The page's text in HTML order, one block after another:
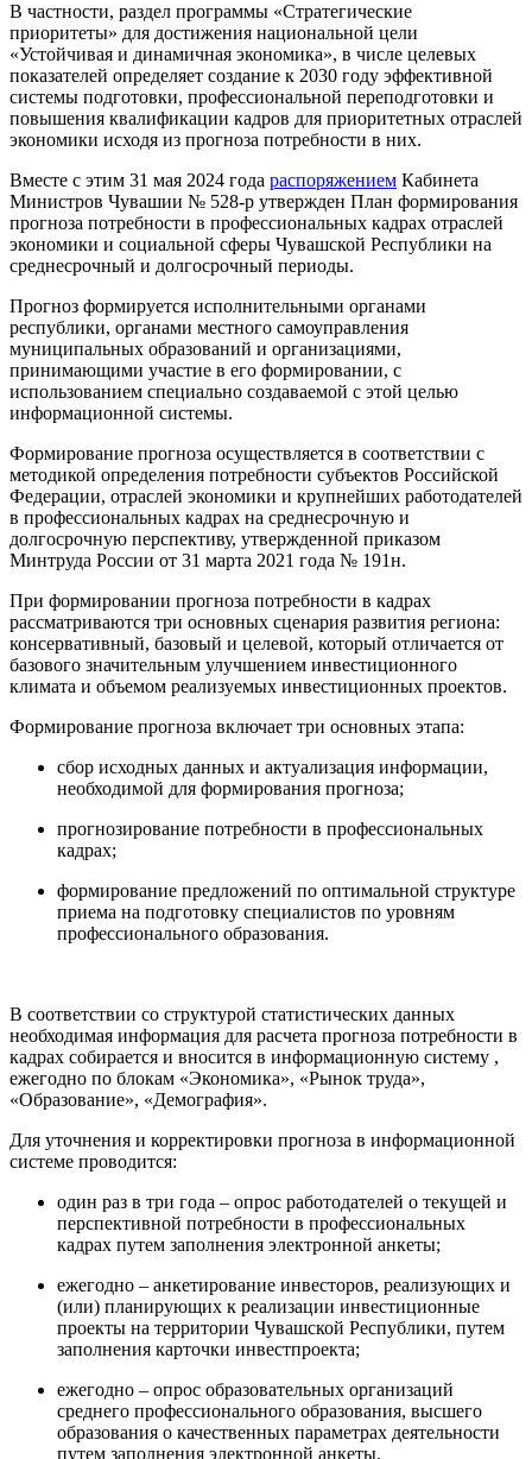
В частности, раздел программы «Стратегические
приоритеты» для достижения национальной цели
«Устойчивая и динамичная экономика», в числе целевых
показателей определяет создание к 2030 году эффективной
системы подготовки, профессиональной переподготовки и
повышения квалификации кадров для приоритетных отраслей
экономики исходя из прогноза потребности в них.
Вместе с этим 31 мая 2024 года распоряжением Кабинета
Министров Чувашии № 528-р утвержден План формирования
прогноза потребности в профессиональных кадрах отраслей
экономики и социальной сферы Чувашской Республики на
среднесрочный и долгосрочный периоды.
Прогноз формируется исполнительными органами
республики, органами местного самоуправления
муниципальных образований и организациями,
принимающими участие в его формировании, с
использованием специально создаваемой с этой целью
информационной системы.
Формирование прогноза осуществляется в соответствии с
методикой определения потребности субъектов Российской
Федерации, отраслей экономики и крупнейших работодателей
в профессиональных кадрах на среднесрочную и
долгосрочную перспективу, утвержденной приказом
Минтруда России от 31 марта 2021 года № 191н.
При формировании прогноза потребности в кадрах
рассматриваются три основных сценария развития региона:
консервативный, базовый и целевой, который отличается от
базового значительным улучшением инвестиционного
климата и объемом реализуемых инвестиционных проектов.
Формирование прогноза включает три основных этапа:
сбор исходных данных и актуализация информации,
необходимой для формирования прогноза;
прогнозирование потребности в профессиональных
кадрах;
формирование предложений по оптимальной структуре
приема на подготовку специалистов по уровням
профессионального образования.
В соответствии со структурой статистических данных
необходимая информация для расчета прогноза потребности в
кадрах собирается и вносится в информационную систему ,
ежегодно по блокам «Экономика», «Рынок труда»,
«Образование», «Демография».
Для уточнения и корректировки прогноза в информационной
системе проводится:
один раз в три года ‒ опрос работодателей о текущей и
перспективной потребности в профессиональных
кадрах путем заполнения электронной анкеты;
ежегодно ‒ анкетирование инвесторов, реализующих и
(или) планирующих к реализации инвестиционные
проекты на территории Чувашской Республики, путем
заполнения карточки инвестпроекта;
ежегодно ‒ опрос образовательных организаций
среднего профессионального образования, высшего
образования о качественных параметрах деятельности
путем заполнения электронной анкеты.